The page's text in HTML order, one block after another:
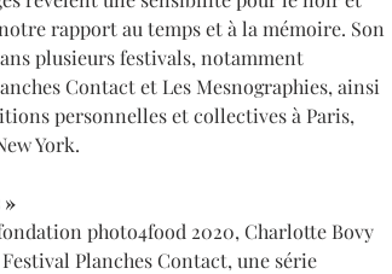
rapport au temps et à la mémoire. Son
plusieurs festivals, notamment
Contact et Les Mesnographies, ainsi
personnelles et collectives à Paris,
York.
»​​​​​​​
photo4food 2020, Charlotte Bovy
Planches Contact, une série